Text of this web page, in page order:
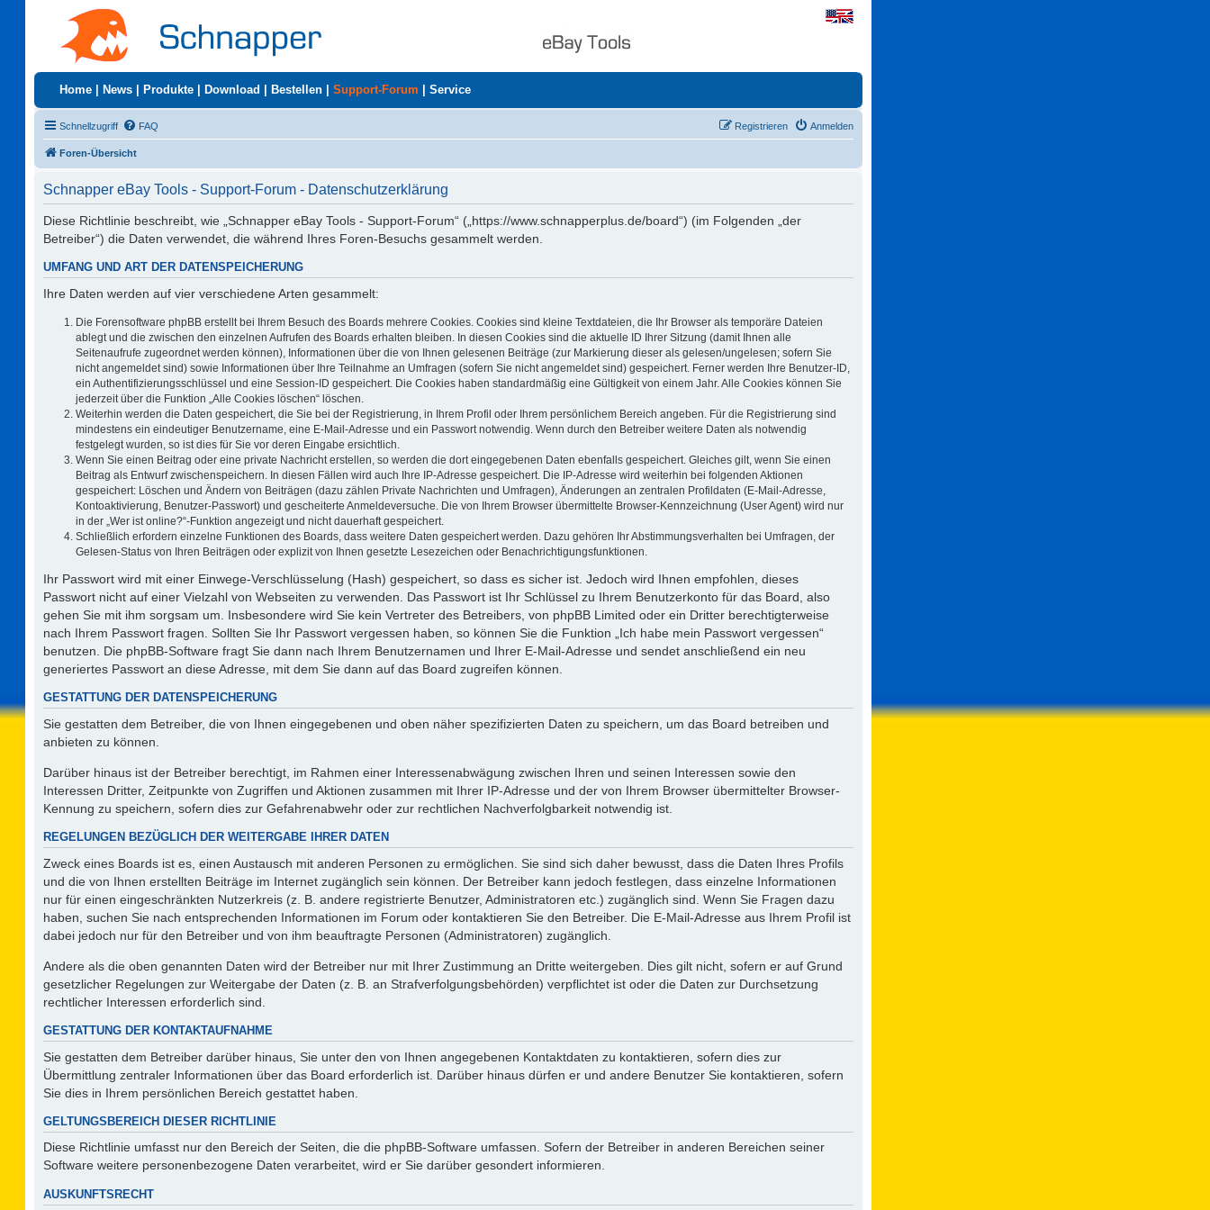
Home News Produkte Download Bestellen Support-Forum Service
Schnellzugriff FAQ Anmelden
Registrieren
Foren-Übersicht
Schnapper eBay Tools - Support-Forum - Datenschutzerklärung
Diese Richtlinie beschreibt, wie „Schnapper eBay Tools - Support-Forum“ („https://www.schnapperplus.de/board“) (im Folgenden „der
Betreiber“) die Daten verwendet, die während Ihres Foren-Besuchs gesammelt werden.
UMFANG UND ART DER DATENSPEICHERUNG
Ihre Daten werden auf vier verschiedene Arten gesammelt:
Die Forensoftware phpBB erstellt bei Ihrem Besuch des Boards mehrere Cookies. Cookies sind kleine Textdateien, die Ihr Browser als temporäre Dateien
ablegt und die zwischen den einzelnen Aufrufen des Boards erhalten bleiben. In diesen Cookies sind die aktuelle ID Ihrer Sitzung (damit Ihnen alle
Seitenaufrufe zugeordnet werden können), Informationen über die von Ihnen gelesenen Beiträge (zur Markierung dieser als gelesen/ungelesen; sofern Sie
nicht angemeldet sind) sowie Informationen über Ihre Teilnahme an Umfragen (sofern Sie nicht angemeldet sind) gespeichert. Ferner werden Ihre Benutzer-ID,
ein Authentifizierungsschlüssel und eine Session-ID gespeichert. Die Cookies haben standardmäßig eine Gültigkeit von einem Jahr. Alle Cookies können Sie
jederzeit über die Funktion „Alle Cookies löschen“ löschen.
Weiterhin werden die Daten gespeichert, die Sie bei der Registrierung, in Ihrem Profil oder Ihrem persönlichem Bereich angeben. Für die Registrierung sind
mindestens ein eindeutiger Benutzername, eine E-Mail-Adresse und ein Passwort notwendig. Wenn durch den Betreiber weitere Daten als notwendig
festgelegt wurden, so ist dies für Sie vor deren Eingabe ersichtlich.
Wenn Sie einen Beitrag oder eine private Nachricht erstellen, so werden die dort eingegebenen Daten ebenfalls gespeichert. Gleiches gilt, wenn Sie einen
Beitrag als Entwurf zwischenspeichern. In diesen Fällen wird auch Ihre IP-Adresse gespeichert. Die IP-Adresse wird weiterhin bei folgenden Aktionen
gespeichert: Löschen und Ändern von Beiträgen (dazu zählen Private Nachrichten und Umfragen), Änderungen an zentralen Profildaten (E-Mail-Adresse,
Kontoaktivierung, Benutzer-Passwort) und gescheiterte Anmeldeversuche. Die von Ihrem Browser übermittelte Browser-Kennzeichnung (User Agent) wird nur
in der „Wer ist online?“-Funktion angezeigt und nicht dauerhaft gespeichert.
Schließlich erfordern einzelne Funktionen des Boards, dass weitere Daten gespeichert werden. Dazu gehören Ihr Abstimmungsverhalten bei Umfragen, der
Gelesen-Status von Ihren Beiträgen oder explizit von Ihnen gesetzte Lesezeichen oder Benachrichtigungsfunktionen.
Ihr Passwort wird mit einer Einwege-Verschlüsselung (Hash) gespeichert, so dass es sicher ist. Jedoch wird Ihnen empfohlen, dieses
Passwort nicht auf einer Vielzahl von Webseiten zu verwenden. Das Passwort ist Ihr Schlüssel zu Ihrem Benutzerkonto für das Board, also
gehen Sie mit ihm sorgsam um. Insbesondere wird Sie kein Vertreter des Betreibers, von phpBB Limited oder ein Dritter berechtigterweise
nach Ihrem Passwort fragen. Sollten Sie Ihr Passwort vergessen haben, so können Sie die Funktion „Ich habe mein Passwort vergessen“
benutzen. Die phpBB-Software fragt Sie dann nach Ihrem Benutzernamen und Ihrer E-Mail-Adresse und sendet anschließend ein neu
generiertes Passwort an diese Adresse, mit dem Sie dann auf das Board zugreifen können.
GESTATTUNG DER DATENSPEICHERUNG
Sie gestatten dem Betreiber, die von Ihnen eingegebenen und oben näher spezifizierten Daten zu speichern, um das Board betreiben und
anbieten zu können.
Darüber hinaus ist der Betreiber berechtigt, im Rahmen einer Interessenabwägung zwischen Ihren und seinen Interessen sowie den
Interessen Dritter, Zeitpunkte von Zugriffen und Aktionen zusammen mit Ihrer IP-Adresse und der von Ihrem Browser übermittelter Browser-
Kennung zu speichern, sofern dies zur Gefahrenabwehr oder zur rechtlichen Nachverfolgbarkeit notwendig ist.
REGELUNGEN BEZÜGLICH DER WEITERGABE IHRER DATEN
Zweck eines Boards ist es, einen Austausch mit anderen Personen zu ermöglichen. Sie sind sich daher bewusst, dass die Daten Ihres Profils
und die von Ihnen erstellten Beiträge im Internet zugänglich sein können. Der Betreiber kann jedoch festlegen, dass einzelne Informationen
nur für einen eingeschränkten Nutzerkreis (z. B. andere registrierte Benutzer, Administratoren etc.) zugänglich sind. Wenn Sie Fragen dazu
haben, suchen Sie nach entsprechenden Informationen im Forum oder kontaktieren Sie den Betreiber. Die E-Mail-Adresse aus Ihrem Profil ist
dabei jedoch nur für den Betreiber und von ihm beauftragte Personen (Administratoren) zugänglich.
Andere als die oben genannten Daten wird der Betreiber nur mit Ihrer Zustimmung an Dritte weitergeben. Dies gilt nicht, sofern er auf Grund
gesetzlicher Regelungen zur Weitergabe der Daten (z. B. an Strafverfolgungsbehörden) verpflichtet ist oder die Daten zur Durchsetzung
rechtlicher Interessen erforderlich sind.
GESTATTUNG DER KONTAKTAUFNAHME
Sie gestatten dem Betreiber darüber hinaus, Sie unter den von Ihnen angegebenen Kontaktdaten zu kontaktieren, sofern dies zur
Übermittlung zentraler Informationen über das Board erforderlich ist. Darüber hinaus dürfen er und andere Benutzer Sie kontaktieren, sofern
Sie dies in Ihrem persönlichen Bereich gestattet haben.
GELTUNGSBEREICH DIESER RICHTLINIE
Diese Richtlinie umfasst nur den Bereich der Seiten, die die phpBB-Software umfassen. Sofern der Betreiber in anderen Bereichen seiner
Software weitere personenbezogene Daten verarbeitet, wird er Sie darüber gesondert informieren.
AUSKUNFTSRECHT